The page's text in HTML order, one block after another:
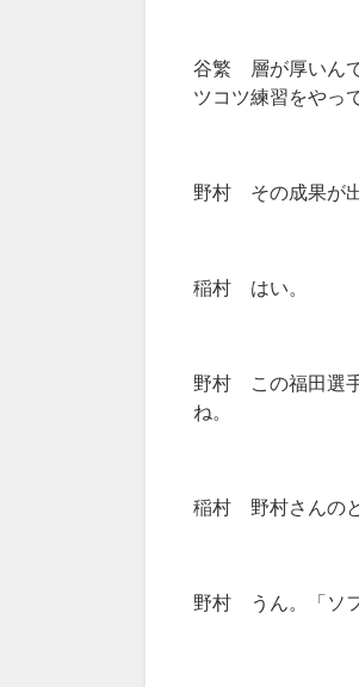
谷繁 層が厚いん
ツコツ練習をやっ
野村 その成果が
稲村 はい。
野村 この福田選
ね。
稲村 野村さんのと
野村 うん。「ソ